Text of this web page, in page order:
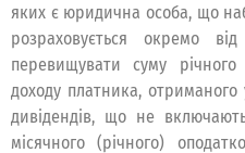
яких є юридична особа, що
розраховується окремо
перевищувати суму річного
доходу платника, отриманого
дивідендів, що не
місячного (річного)